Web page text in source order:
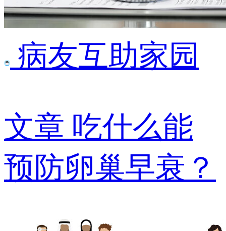
病友互助家园
文章 吃什么能
预防卵巢早衰？